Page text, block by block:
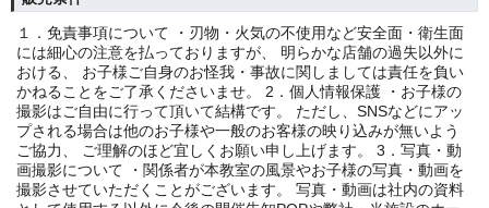
１．免責事項について ・刃物・火気の不使用など安全面・衛生面
には細心の注意を払っておりますが、 明らかな店舗の過失以外に
おける、 お子様ご自身のお怪我・事故に関しましては責任を負い
かねることをご了承くださいませ。 2．個人情報保護 ・お子様の
撮影はご自由に行って頂いて結構です。 ただし、SNSなどにアッ
プされる場合は他のお子様や一般のお客様の映り込みが無いよう
ご協力、 ご理解のほど宜しくお願い申し上げます。 3．写真・動
画撮影について ・関係者が本教室の風景やお子様の写真・動画を
撮影させていただくことがございます。 写真・動画は社内の資料